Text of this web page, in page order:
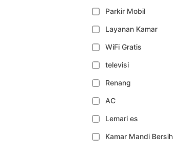
Parkir Mobil
Layanan Kamar
WiFi Gratis
televisi
Renang
AC
Lemari es
Kamar Mandi Bersih